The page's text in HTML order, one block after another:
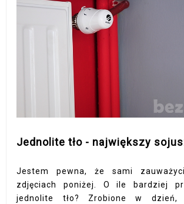
Jednolite tło - największy
Jestem pewna, że sami
zdjęciach poniżej. O ile bardziej
jednolite tło? Zrobione w dzień,